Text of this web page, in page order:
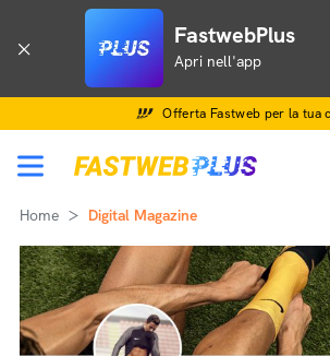
FastwebPlus
Apri nell'app
Offerta Fastweb per la tua
Home Digital Magazine